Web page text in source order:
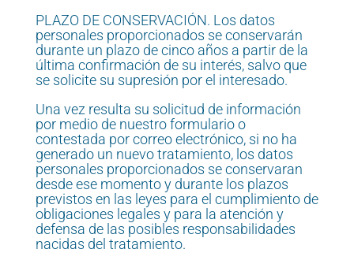
PLAZO DE CONSERVACIÓN. Los datos
personales proporcionados se conservarán
durante un plazo de cinco años a partir de la
última confirmación de su interés, salvo que
se solicite su supresión por el interesado.
Una vez resulta su solicitud de información
por medio de nuestro formulario o
contestada por correo electrónico, si no ha
generado un nuevo tratamiento, los datos
personales proporcionados se conservaran
desde ese momento y durante los plazos
previstos en las leyes para el cumplimiento de
obligaciones legales y para la atención y
defensa de las posibles responsabilidades
nacidas del tratamiento.